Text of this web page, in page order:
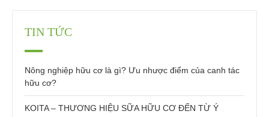
TIN TỨC
Nông nghiệp hữu cơ là gì? Ưu nhược điểm của canh tác
hữu cơ?
KOITA – THƯƠNG HIỆU SỮA HỮU CƠ ĐẾN TỪ Ý